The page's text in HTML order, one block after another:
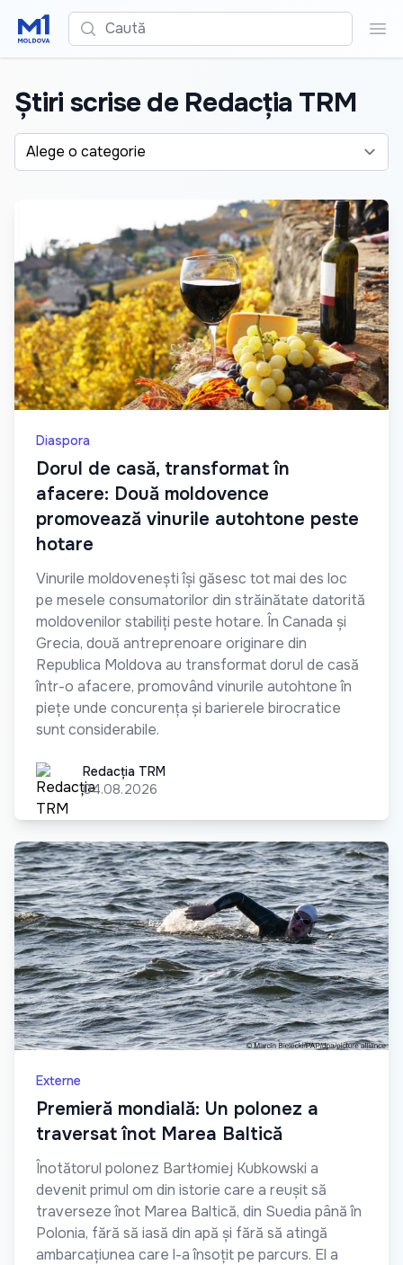
Caută
Știri scrise de Redacția TRM
Alege o categorie
Diaspora
Dorul de casă, transformat în
afacere: Două moldovence
promovează vinurile autohtone peste
hotare
Vinurile moldovenești își găsesc tot mai des loc
pe mesele consumatorilor din străinătate datorită
moldovenilor stabiliți peste hotare. În Canada și
Grecia, două antreprenoare originare din
Republica Moldova au transformat dorul de casă
într-o afacere, promovând vinurile autohtone în
piețe unde concurența și barierele birocratice
sunt considerabile.
Redacția TRM
Redacția TRM
04.08.2026
Externe
Premieră mondială: Un polonez a
traversat înot Marea Baltică
Înotătorul polonez Bartłomiej Kubkowski a
devenit primul om din istorie care a reușit să
traverseze înot Marea Baltică, din Suedia până în
Polonia, fără să iasă din apă și fără să atingă
ambarcațiunea care l-a însoțit pe parcurs. El a